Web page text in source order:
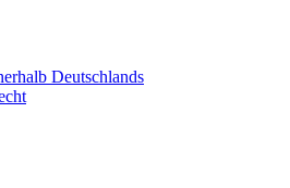
Deutschlands